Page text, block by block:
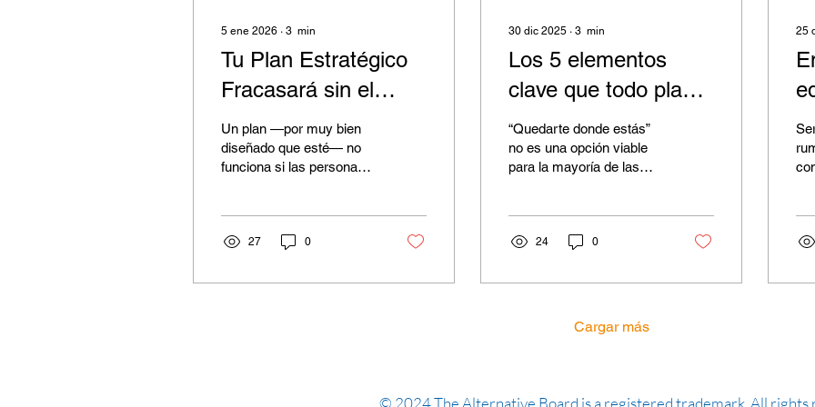
5 ene 2026 ∙ 3 min
Tu Plan Estratégico
Fracasará sin el
Compromiso de tu
Equipo
Un plan —por muy bien
diseñado que esté— no
funciona si las personas
necesita el buy-in de sus
empresarios más
27 0
30 dic 2025 ∙ 3 min
Los 5 elementos
clave que todo plan
estratégico necesita
“Quedarte donde estás”
no es una opción viable
para la mayoría de las
y las necesidades y
clientes también. Por eso,
involucrarse en una
planeación estratégica
estratégico puede tomar
24 0
25
Cargar más
© 2024 The Alternative Board is a registered trademark. All rights